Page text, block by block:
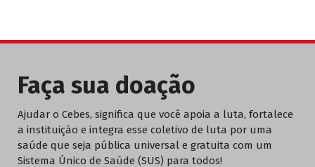
Faça sua doação
Ajudar o Cebes, significa que você apoia a luta, fortalece
a instituição e integra esse coletivo de luta por uma
saúde que seja pública universal e gratuita com um
Sistema Único de Saúde (SUS) para todos!